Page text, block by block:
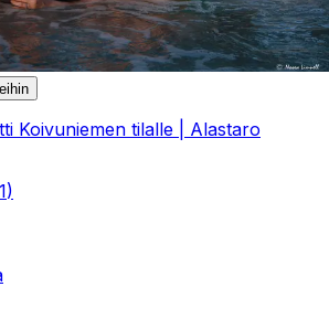
Koivuniemen tilalle | Alastaro
1)